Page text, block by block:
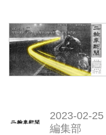
2023-02-25
編集部